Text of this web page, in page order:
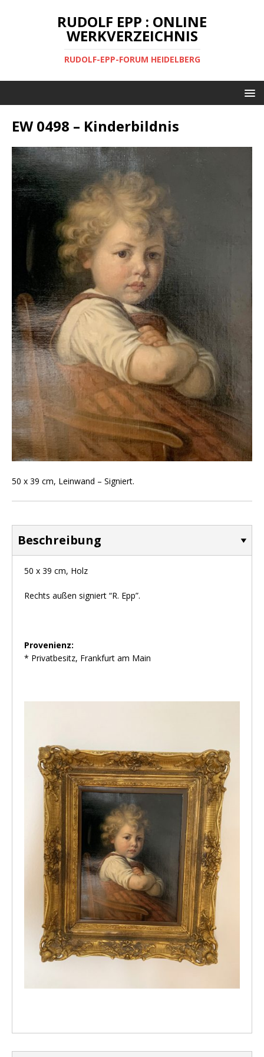
RUDOLF EPP : ONLINE
WERKVERZEICHNIS
RUDOLF-EPP-FORUM HEIDELBERG
EW 0498 – Kinderbildnis
50 x 39 cm, Leinwand – Signiert.
Beschreibung
50 x 39 cm, Holz
Rechts außen signiert “R. Epp”.
Provenienz:
* Privatbesitz, Frankfurt am Main